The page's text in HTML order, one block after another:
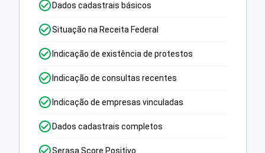
Dados cadastrais básicos
Situação na Receita Federal
Indicação de existência de protestos
Indicação de consultas recentes
Indicação de empresas vinculadas
Dados cadastrais completos
Serasa Score Positivo